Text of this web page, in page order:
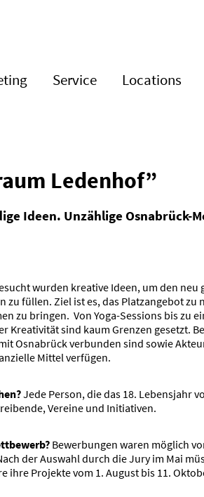
Service Locations
Ledenhof”
Ideen. Unzählige Osnabrück-
wurden kreative Ideen, um den neu
zu füllen. Ziel ist es, das Platz­an­gebot zu
zu bringen. Von Yoga-Sessions bis zu
Kreati­vität sind kaum Grenzen gesetzt.
Osnabrück verbunden sind sowie
Mittel verfügen.
Jede Person, die das 18. Lebensjahr
Vereine und Initia­tiven.
Bewerbungen waren möglich
der Auswahl durch die Jury im Mai
ihre Projekte vom 1. August bis 11.